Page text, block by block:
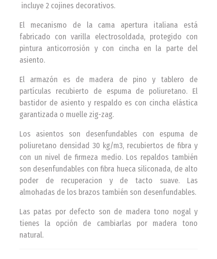
incluye 2 cojines decorativos.
El mecanismo de la cama apertura italiana está
fabricado con varilla electrosoldada, protegido con
pintura anticorrosión y con cincha en la parte del
asiento.
El armazón es de madera de pino y tablero de
partículas recubierto de espuma de poliuretano. El
bastidor de asiento y respaldo es con cincha elástica
garantizada o muelle zig-zag.
Los asientos son desenfundables con espuma de
poliuretano densidad 30 kg/m3, recubiertos de fibra y
con un nivel de firmeza medio. Los repaldos también
son desenfundables con fibra hueca siliconada, de alto
poder de recuperacion y de tacto suave. Las
almohadas de los brazos también son desenfundables.
Las patas por defecto son de madera tono nogal y
tienes la opción de cambiarlas por madera tono
natural.